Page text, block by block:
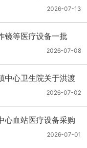
2026-07-13
镜等医疗设备一批
2026-07-08
中心卫生院关于洪渡
中心医疗设备采购项
2026-07-02
心血站医疗设备采购
2026-07-01